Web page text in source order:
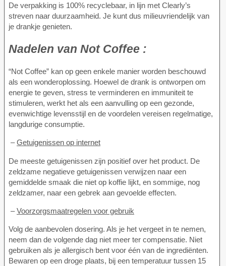
De verpakking is 100% recyclebaar, in lijn met Clearly’s
streven naar duurzaamheid. Je kunt dus milieuvriendelijk van
je drankje genieten.
Nadelen van Not Coffee :
“Not Coffee” kan op geen enkele manier worden beschouwd
als een wonderoplossing. Hoewel de drank is ontworpen om
energie te geven, stress te verminderen en immuniteit te
stimuleren, werkt het als een aanvulling op een gezonde,
evenwichtige levensstijl en de voordelen vereisen regelmatige,
langdurige consumptie.
–Getuigenissen op internet
De meeste getuigenissen zijn positief over het product. De
zeldzame negatieve getuigenissen verwijzen naar een
gemiddelde smaak die niet op koffie lijkt, en sommige, nog
zeldzamer, naar een gebrek aan gevoelde effecten.
–Voorzorgsmaatregelen voor gebruik
Volg de aanbevolen dosering. Als je het vergeet in te nemen,
neem dan de volgende dag niet meer ter compensatie. Niet
gebruiken als je allergisch bent voor één van de ingrediënten.
Bewaren op een droge plaats, bij een temperatuur tussen 15